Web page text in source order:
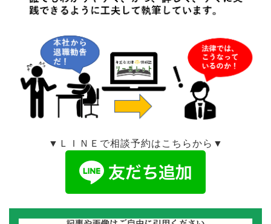
▼ＬＩＮＥで相談予約はこちらから▼